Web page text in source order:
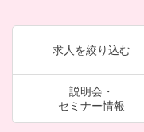
ことで、ご家族様にも安
求人を絞り込む
説明会・
セミナー情報